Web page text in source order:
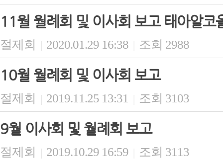
11월 월례회 및 이사회 보고 태아알코
절제회 | 2020.01.29 16:38 | 조회 2988
10월 월례회 및 이사회 보고
절제회 | 2019.11.25 13:31 | 조회 3103
9월 이사회 및 월례회 보고
절제회 | 2019.10.29 16:59 | 조회 3113